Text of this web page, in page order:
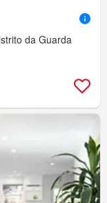
da Guarda